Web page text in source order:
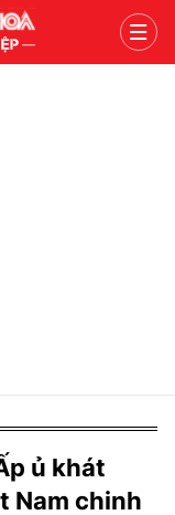
ủ khát
Nam chinh